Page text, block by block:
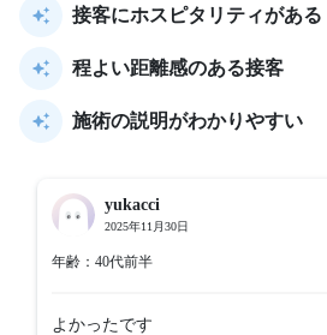
接客にホスピタリティがある
程よい距離感のある接客
施術の説明がわかりやすい
yukacci
2025年11月30日
年齢：40代前半
よかったです